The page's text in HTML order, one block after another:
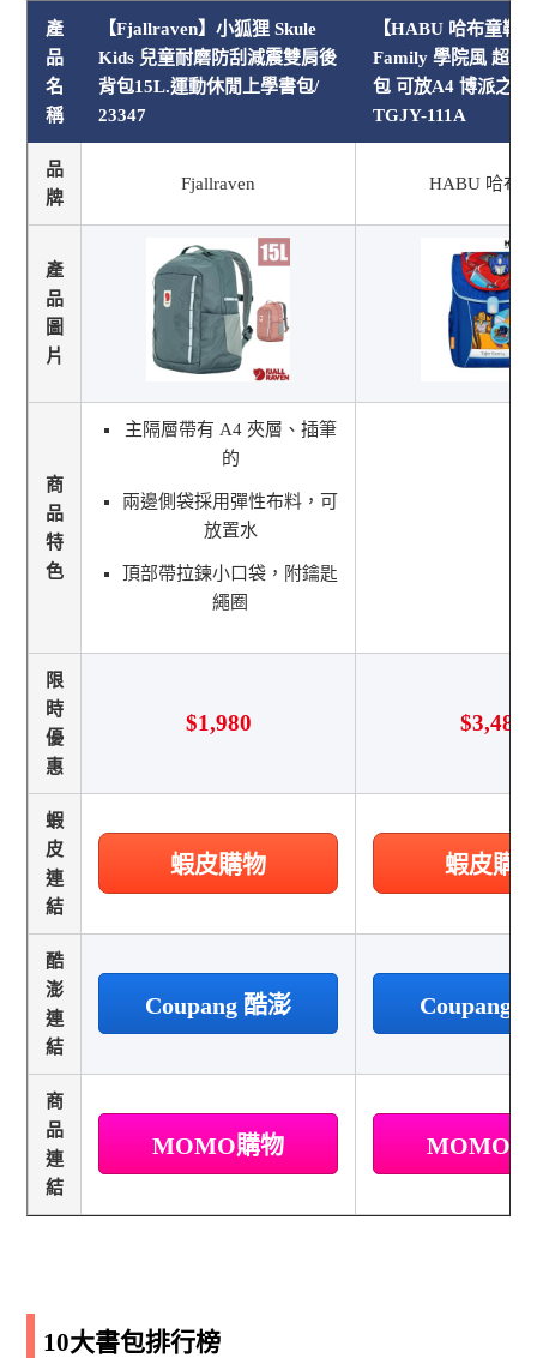
產
品
名
稱
【Fjallraven】小狐狸 Skule
Kids 兒童耐磨防刮減震雙肩後
背包15L.運動休閒上學書包/
23347
【HABU 哈布童鞋
Family 學院風 超輕
包 可放A4 博派之宇
TGJY-111A
品
牌
Fjallraven HABU 哈布
產
品
圖
片
商
品
特
色
主隔層帶有 A4 夾層、插筆
的
兩邊側袋採用彈性布料，可
放置水
頂部帶拉鍊小口袋，附鑰匙
繩圈
限
時
優
惠
$1,980 $3,480
蝦
皮
連
結
蝦皮購物 蝦皮購
酷
澎
連
結
Coupang 酷澎 Coupang
商
品
連
結
MOMO購物 MOMO
10大書包排行榜